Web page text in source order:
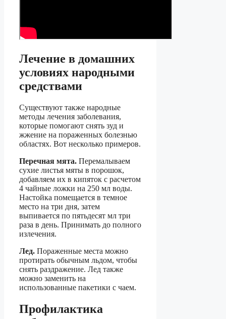
Лечение в домашних
условиях народными
средствами
Существуют также народные
методы лечения заболевания,
которые помогают снять зуд и
жжение на пораженных болезнью
областях. Вот несколько примеров.
Перечная мята. Перемалываем
сухие листья мяты в порошок,
добавляем их в кипяток с расчетом
4 чайные ложки на 250 мл воды.
Настойка помещается в темное
место на три дня, затем
выпивается по пятьдесят мл три
раза в день. Принимать до полного
излечения.
Лед. Пораженные места можно
протирать обычным льдом, чтобы
снять раздражение. Лед также
можно заменить на
использованные пакетики с чаем.
Профилактика